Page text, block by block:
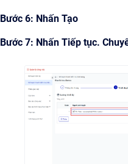
Bước 6: Nhấn Tạo
Bước 7: Nhấn Tiếp tục.